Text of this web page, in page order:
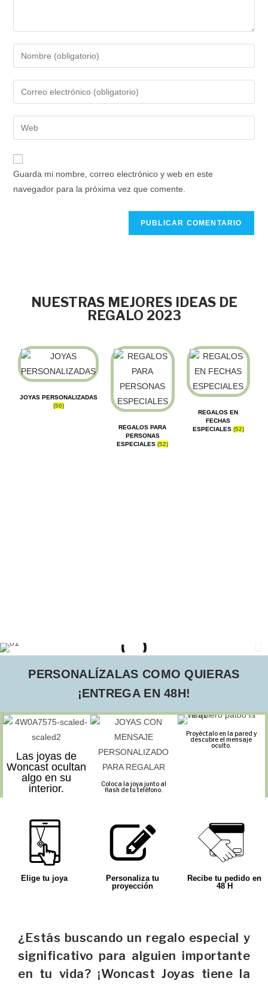
Guarda mi nombre, correo electrónico y web en este
navegador para la próxima vez que comente.
NUESTRAS MEJORES IDEAS DE
REGALO 2023
JOYAS PERSONALIZADAS
(50)
REGALOS PARA
PERSONAS
ESPECIALES(52)
REGALOS EN
FECHAS
ESPECIALES (52)
PERSONALÍZALAS COMO QUIERAS
¡ENTREGA EN 48H!
Las joyas de
Woncast ocultan
algo en su
interior.
Coloca la joya junto al
flash de tu teléfono.
Proyéctalo en la pared y
descubre el mensaje
oculto.
Elige tu joya
Personaliza tu
proyección
Recibe tu pedido en
48 H
¿Estás buscando un regalo especial y
significativo para alguien importante
en tu vida? ¡Woncast Joyas tiene la